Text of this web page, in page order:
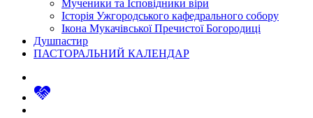
Мученики та Ісповідники віри
Історія Ужгородського кафедрального собору
Ікона Мукачівської Пречистої Богородиці
Душпастир
ПАСТОРАЛЬНИЙ КАЛЕНДАР